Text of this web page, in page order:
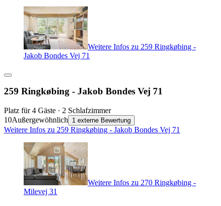
Weitere Infos zu 259 Ringkøbing -
Jakob Bondes Vej 71
259 Ringkøbing - Jakob Bondes Vej 71
Platz für 4 Gäste · 2 Schlafzimmer
10Außergewöhnlich 1 externe Bewertung
Weitere Infos zu 259 Ringkøbing - Jakob Bondes Vej 71
Weitere Infos zu 270 Ringkøbing -
Milevej 31